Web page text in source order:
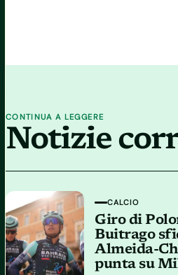
CONTINUA A LEGGERE
Notizie
CALCIO
Giro di
Buitrago
Almeida-
punta su